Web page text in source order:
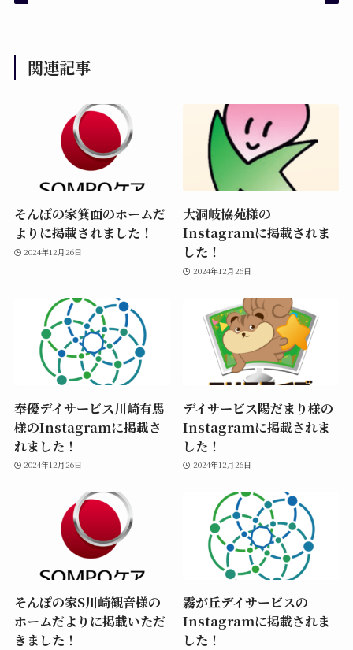
関連記事
そんぽの家箕面のホームだ
よりに掲載されました！
2024年12月26日
大洞岐協苑様の
Instagramに掲載されま
した！
2024年12月26日
奉優デイサービス川崎有馬
様のInstagramに掲載さ
れました！
2024年12月26日
デイサービス陽だまり様の
Instagramに掲載されま
した！
2024年12月26日
そんぽの家S川崎観音様の
ホームだよりに掲載いただ
きました！
霧が丘デイサービスの
Instagramに掲載されま
した！